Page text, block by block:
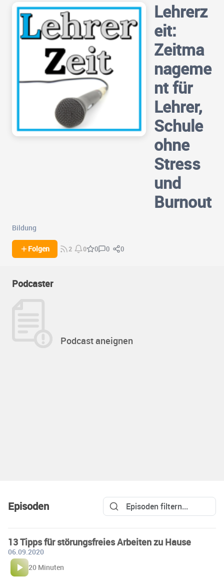
Lehrerz
eit:
Zeitma
nageme
nt für
Lehrer,
Schule
ohne
Stress
und
Burnout
Bildung
Folgen 2 0 0 0 0
Podcaster
Podcast aneignen
Episoden
13 Tipps für störungsfreies Arbeiten zu Hause
06.09.2020
20 Minuten